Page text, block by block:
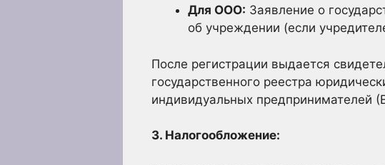
Для ООО: Заявление о
об учреждении (если
После регистрации выдается
государственного реестра
индивидуальных предпринимателей
3. Налогообложение: